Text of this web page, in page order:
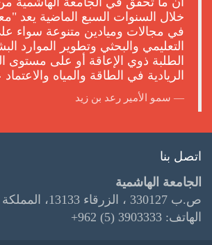
خلال السنوات السبع الماضية يعد
في مجالات وميادين متنوعة سواء
التعليمي والبحثي وتطوير الموارد
الطلبة ذوي الإعاقة أو على مستوى
الريادية في الطاقة والمياه
سمو الأمير رعد بن زيد
اتصل بنا
الجامعة الهاشمية
ص.ب 330127 ، الزرقاء 13133، المملكة الاردنية الهاشمية
+962 (5) 3903333 :الهاتف